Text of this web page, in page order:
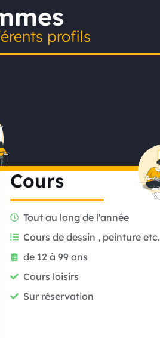
profils
Cours
Tout au long de l'année
Cours de dessin , peinture etc.
de 12 à 99 ans
Cours loisirs
Sur réservation